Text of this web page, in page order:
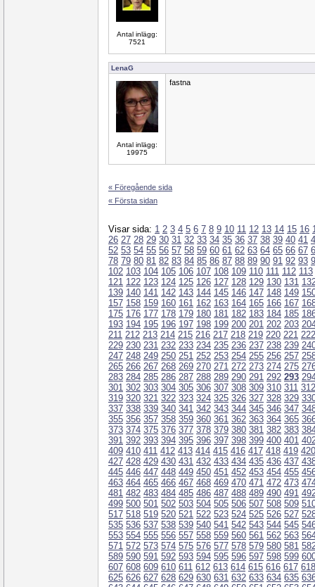
Antal inlägg:
7521
LenaG
Antal inlägg:
19975
fastna
« Föregående sida
« Första sidan
Visar sida: 1 2 3 4 5 6 7 8 9 10 11 12 13 14 15 16
26 27 28 29 30 31 32 33 34 35 36 37 38 39 40 41
52 53 54 55 56 57 58 59 60 61 62 63 64 65 66 67
78 79 80 81 82 83 84 85 86 87 88 89 90 91 92 93
102 103 104 105 106 107 108 109 110 111 112 113
121 122 123 124 125 126 127 128 129 130 131
139 140 141 142 143 144 145 146 147 148 149
157 158 159 160 161 162 163 164 165 166 167
175 176 177 178 179 180 181 182 183 184 185
193 194 195 196 197 198 199 200 201 202 203
211 212 213 214 215 216 217 218 219 220 221 222
229 230 231 232 233 234 235 236 237 238 239
247 248 249 250 251 252 253 254 255 256 257
265 266 267 268 269 270 271 272 273 274 275
283 284 285 286 287 288 289 290 291 292 293
301 302 303 304 305 306 307 308 309 310 311 312
319 320 321 322 323 324 325 326 327 328 329
337 338 339 340 341 342 343 344 345 346 347
355 356 357 358 359 360 361 362 363 364 365
373 374 375 376 377 378 379 380 381 382 383
391 392 393 394 395 396 397 398 399 400 401
409 410 411 412 413 414 415 416 417 418 419 420
427 428 429 430 431 432 433 434 435 436 437
445 446 447 448 449 450 451 452 453 454 455
463 464 465 466 467 468 469 470 471 472 473
481 482 483 484 485 486 487 488 489 490 491
499 500 501 502 503 504 505 506 507 508 509
517 518 519 520 521 522 523 524 525 526 527
535 536 537 538 539 540 541 542 543 544 545
553 554 555 556 557 558 559 560 561 562 563
571 572 573 574 575 576 577 578 579 580 581
589 590 591 592 593 594 595 596 597 598 599
607 608 609 610 611 612 613 614 615 616 617 618
625 626 627 628 629 630 631 632 633 634 635